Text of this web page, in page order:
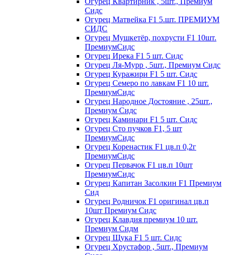
Сидс
Огурец Матвейка F1 5.шт. ПРЕМИУМ
СИДС
Огурец Мушкетёр, похрусти F1 10шт.
ПремиумСидс
Огурец Ирека F1 5 шт. Сидс
Огурец Ля-Мурр , 5шт., Премиум Сидс
Огурец Куражири F1 5 шт. Сидс
Огурец Семеро по лавкам F1 10 шт.
ПремиумСидс
Огурец Народное Достояние , 25шт.,
Премиум Сидс
Огурец Каминари F1 5 шт. Сидс
Огурец Сто пучков F1, 5 шт
ПремиумСидс
Огурец Коренастик F1 цв.п 0,2г
ПремиумСидс
Огурец Первачок F1 цв.п 10шт
ПремиумСидс
Огурец Капитан Засолкин F1 Премиум
Сид
Огурец Родничок F1 оригинал цв.п
10шт Премиум Сидс
Огурец Клавдия премиум 10 шт.
Премиум Сидм
Огурец Щука F1 5 шт. Сидс
Огурец Хрустафор , 5шт., Премиум